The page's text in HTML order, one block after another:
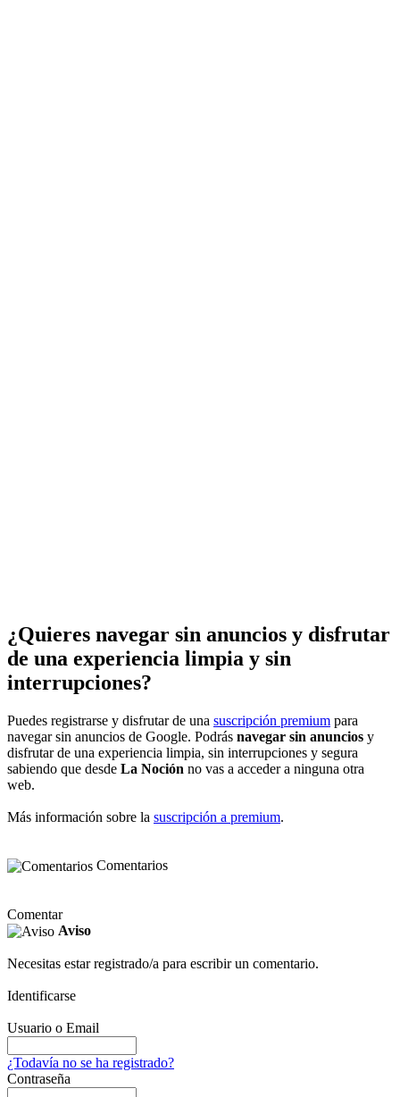
¿Quieres navegar sin anuncios y disfrutar
de una experiencia limpia y sin
interrupciones?
Puedes registrarse y disfrutar de una suscripción premium para
navegar sin anuncios de Google. Podrás navegar sin anuncios y
disfrutar de una experiencia limpia, sin interrupciones y segura
sabiendo que desde La Noción no vas a acceder a ninguna otra
web.
Más información sobre la suscripción a premium.
Comentarios
Comentar
Aviso
Necesitas estar registrado/a para escribir un comentario.
Identificarse
Usuario o Email
¿Todavía no se ha registrado?
Contraseña